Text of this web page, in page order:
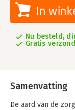
In
Nu besteld,
Gratis
Samenvatting
De aard van de